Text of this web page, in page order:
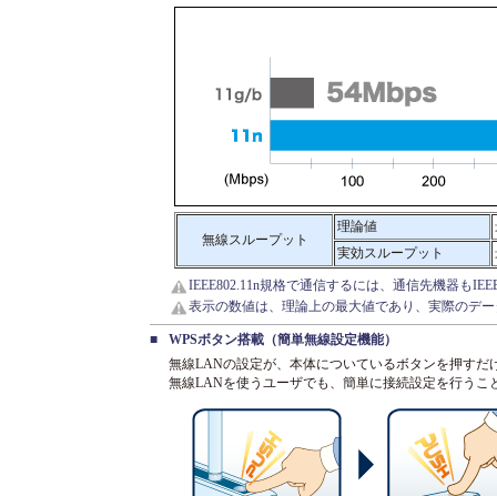
無線スループット
理論値
実効スループット
IEEE802.11n規格で通信するには、通信先機器も
表示の数値は、理論上の最大値であり、実際のデ
■
WPSボタン搭載（簡単無線設定機能）
無線LANの設定が、本体についているボタンを押すだ
無線LANを使うユーザでも、簡単に接続設定を行うこ